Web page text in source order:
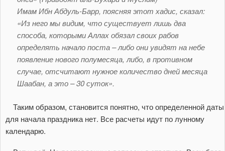
Имам Ибн Абдуль-Барр, поясняя этот хадис, сказал:
«Из него мы видим, что существует лишь два
способа, которыми Аллах обязал своих рабов
определять начало поста – либо они увидят на небе
появление нового полумесяца, либо, в противном
случае, отсчитают нужное количество дней месяца
Шаабан, а это – 30 суток».
Таким образом, становится понятно, что определенной даты
для начала праздника нет. Все расчеты идут по лунному
календарю.